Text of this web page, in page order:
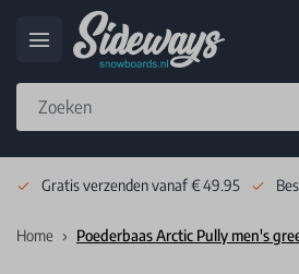
Gratis verzenden vanaf € 49.95
Home Poederbaas Arctic Pully men's